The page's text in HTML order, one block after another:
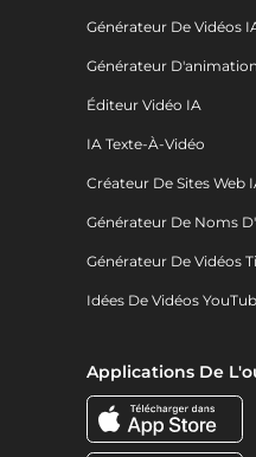
Générateur De Vidéos
Générateur
Éditeur Vidéo IA
IA Texte-À-Vidéo
Créateur De Sites Web
Générateur De Noms
Générateur De Vidéos
Idées De Vidéos
Applications De